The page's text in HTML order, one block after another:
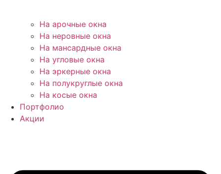
На арочные окна
На неровные окна
На мансардные окна
На угловые окна
На эркерные окна
На полукруглые окна
На косые окна
Портфолио
Акции